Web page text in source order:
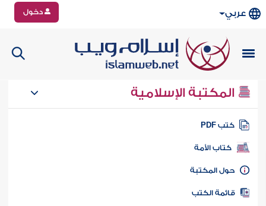
عربي دخول
المكتبة الإسلامية
كتب PDF
كتاب الأمة
المكتبة